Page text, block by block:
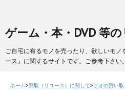
ゲーム・本・DVD 等の
ご自宅に有るモノを売ったり、欲しいモ
ース』に関するサイトです。ご参考下さい。
ホーム>買取（リユース）に関して>ゲオの買い